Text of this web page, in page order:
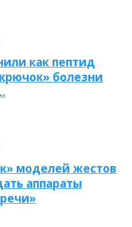
как пептид
болезни
моделей жестов
аппараты